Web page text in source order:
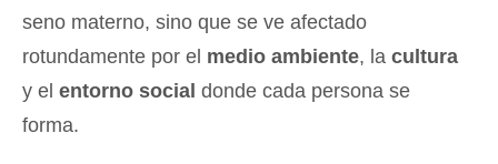
seno materno, sino que se ve afectado
rotundamente por el medio ambiente, la cultura
y el entorno social donde cada persona se
forma.